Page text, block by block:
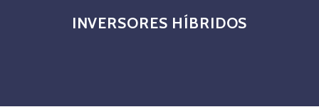
INVERSORES HÍBRIDOS